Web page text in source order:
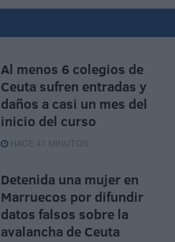
Al menos 6 colegios de
Ceuta sufren entradas y
daños a casi un mes del
inicio del curso
HACE 41 MINUTOS
Detenida una mujer en
Marruecos por difundir
datos falsos sobre la
avalancha de Ceuta